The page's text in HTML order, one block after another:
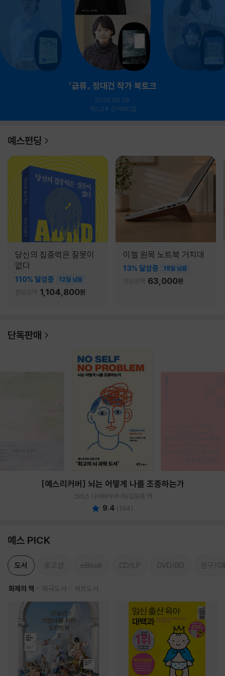
『급류』 정대건 작가 북토크
2026.08.28.
예스24 강서NC점
예스펀딩
당신의 집중력은 잘못이
없다
110% 달성중 12일 남음
펀딩금액 1,104,800원
이젤 원목 노트북 거치대
13% 달성중 19일 남음
펀딩금액 63,000원
단독판매
[예스리커버] 뇌는 어떻게 나를 조종하는가
크리스 나이바우어 저/김윤종 역
9.4 (104)
예스 PICK
도서 중고샵 eBook CD/LP DVD/BD 문구/
화제의 책 외국도서 세트도서